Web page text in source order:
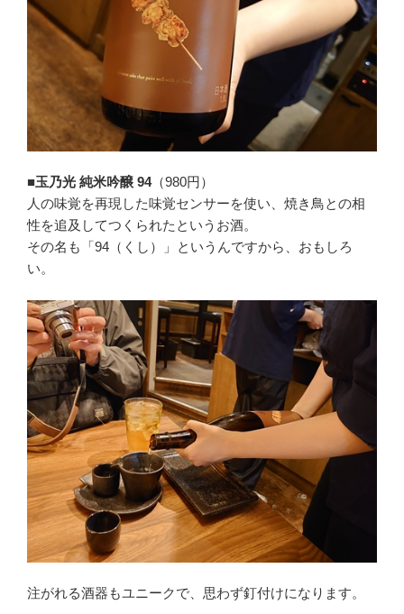
■玉乃光 純米吟醸 94（980円）
人の味覚を再現した味覚センサーを使い、焼き鳥との相
性を追及してつくられたというお酒。
その名も「94（くし）」というんですから、おもしろ
い。
注がれる酒器もユニークで、思わず釘付けになります。